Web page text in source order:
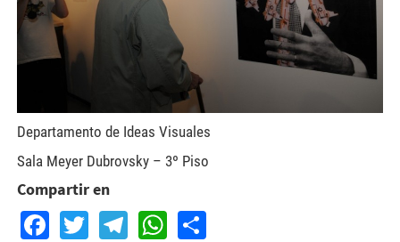
Departamento de Ideas Visuales
Sala Meyer Dubrovsky – 3º Piso
Compartir en
Facebook
TwitterTelegram
WhatsApp
Share